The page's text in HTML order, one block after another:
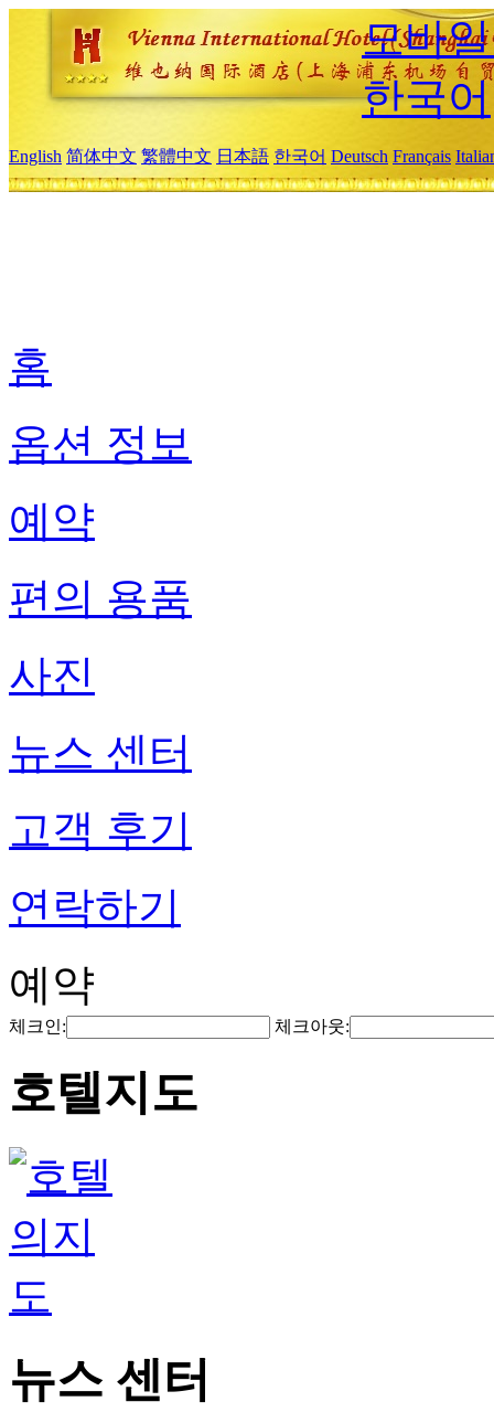
모바
한국어
English 简体中文 繁體中文 日本語 한국어 Deutsch Français
홈
옵션 정보
예약
편의 용품
사진
뉴스 센터
고객 후기
연락하기
예약
체크인: 체크아웃:
호텔지도
뉴스 센터